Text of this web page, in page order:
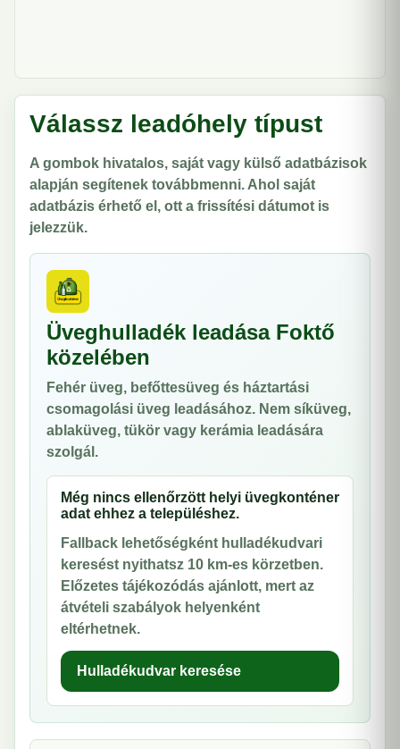
Válassz leadóhely típust
A gombok hivatalos, saját vagy külső adatbázisok
alapján segítenek továbbmenni. Ahol saját
adatbázis érhető el, ott a frissítési dátumot is
jelezzük.
Üveghulladék leadása Foktő
közelében
Fehér üveg, befőttesüveg és háztartási
csomagolási üveg leadásához. Nem síküveg,
ablaküveg, tükör vagy kerámia leadására
szolgál.
Még nincs ellenőrzött helyi üvegkonténer
adat ehhez a településhez.
Fallback lehetőségként hulladékudvari
keresést nyithatsz 10 km-es körzetben.
Előzetes tájékozódás ajánlott, mert az
átvételi szabályok helyenként
eltérhetnek.
Hulladékudvar keresése